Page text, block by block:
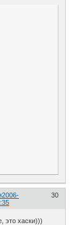
30
2006-
это хаски)))